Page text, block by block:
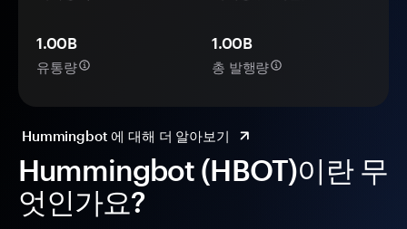
Hummingbot (HBOT)이란 무
엇인가요?
1.00B
유통량
1.00B
총 발행량
Hummingbot 에 대해 더 알아보기